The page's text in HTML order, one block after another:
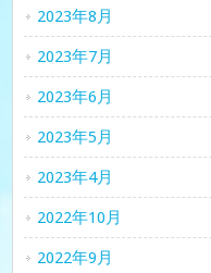
2023年8月
2023年7月
2023年6月
2023年5月
2023年4月
2022年10月
2022年9月